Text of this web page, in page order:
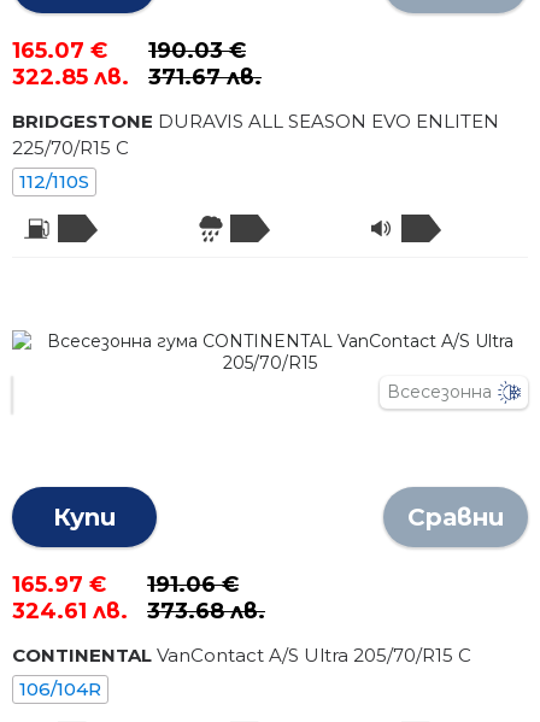
165.07 €
322.85 лв.
190.03 €
371.67 лв.
BRIDGESTONE DURAVIS ALL SEASON EVO ENLITEN
225/70/R15 C
112/110S
Всесезонна
Купи Сравни
165.97 €
324.61 лв.
191.06 €
373.68 лв.
CONTINENTAL VanContact A/S Ultra 205/70/R15 C
106/104R